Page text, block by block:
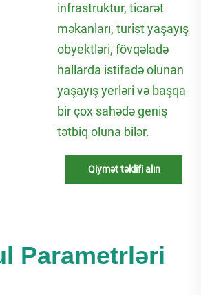
infrastruktur, ticarət
məkanları, turist yaşayış
obyektləri, fövqəladə
hallarda istifadə olunan
yaşayış yerləri və başqa
bir çox sahədə geniş
tətbiq oluna bilər.
Qiymət təklifi alın
Parametrləri